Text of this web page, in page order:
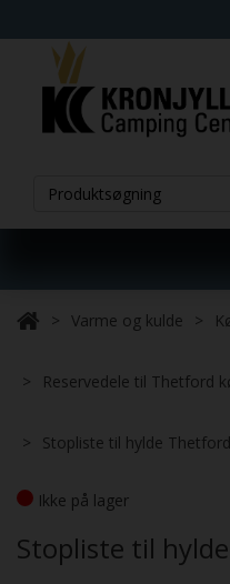
Varme og kulde
Reservedele til Thetford
Stopliste til hylde Thetford
Ikke på lager
Stopliste til